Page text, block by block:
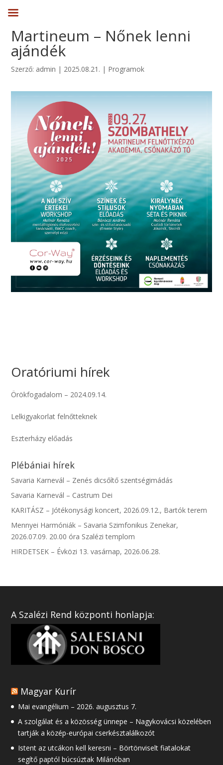
Martineum – Nőnek lenni
ajándék
Szerző: admin | 2025.08.21. | Programok
Oratóriumi hírek
Örökfogadalom – 2024.09.14.
Lelkigyakorlat felnőtteknek
Eszterházy előadás
Plébániai hírek
Savaria Karnevál – Zenés dicsőítő szentségimádás
Savaria Karnevál – Castrum Dei
KARITÁSZ – Jótékonysági koncert, 2026.09.12., Bartók terem
Mennyei Harmóniák – Savaria Szimfonikus Zenekar,
2026.07.09. 20.00 óra Szalézi templom
HIRDETSEK – Évközi 13. vasárnap, 2026.06.28.
A Szalézi Rend központi honlapja:
Magyar Kurír
Mai evangélium – 2026. augusztus 7.
A szolgálat és a közösség ünnepe – Nagykovácsi közelében
tartják a közép-európai cserkésztalálkozót
Istent az utcákon kell keresni – Börtönviselt fiatalokat
segítő paptól búcsúztak Milánóban